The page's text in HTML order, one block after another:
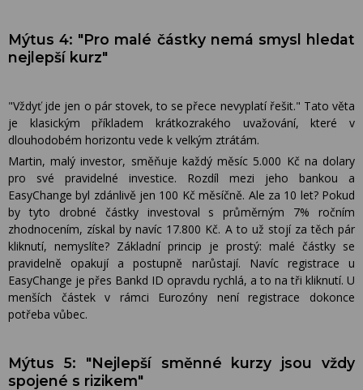
Mýtus 4: "Pro malé částky nemá smysl hledat
nejlepší kurz"
"Vždyť jde jen o pár stovek, to se přece nevyplatí řešit." Tato věta
je klasickým příkladem krátkozrakého uvažování, které v
dlouhodobém horizontu vede k velkým ztrátám.
Martin, malý investor, směňuje každý měsíc 5.000 Kč na dolary
pro své pravidelné investice. Rozdíl mezi jeho bankou a
EasyChange byl zdánlivě jen 100 Kč měsíčně. Ale za 10 let? Pokud
by tyto drobné částky investoval s průměrným 7% ročním
zhodnocením, získal by navíc 17.800 Kč. A to už stojí za těch pár
kliknutí, nemyslíte? Základní princip je prostý: malé částky se
pravidelně opakují a postupně narůstají. Navíc registrace u
EasyChange je přes Bankd ID opravdu rychlá, a to na tři kliknutí. U
menších částek v rámci Eurozóny není registrace dokonce
potřeba vůbec.
Mýtus 5: "Nejlepší směnné kurzy jsou vždy
spojené s rizikem"